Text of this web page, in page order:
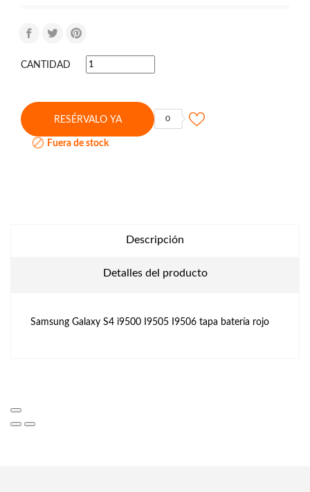
CANTIDAD
RESÉRVALO YA 0
 Fuera de stock
Descripción
Detalles del producto
Samsung Galaxy S4 i9500 I9505 I9506 tapa batería rojo